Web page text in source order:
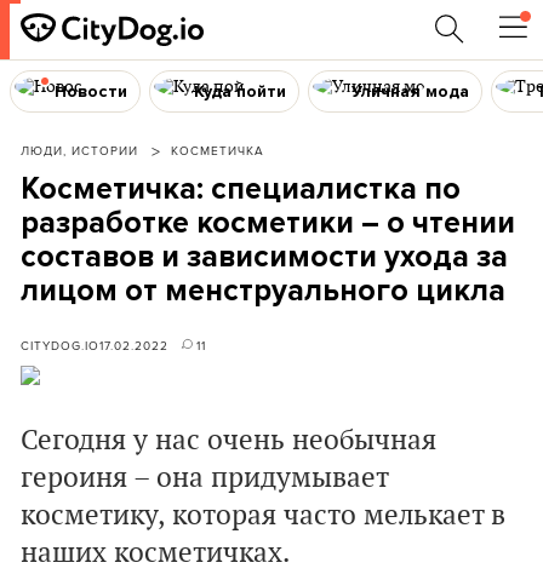
Новости Куда пойти Уличная мода
ЛЮДИ, ИСТОРИИ КОСМЕТИЧКА
Косметичка: специалистка по
разработке косметики – о чтении
составов и зависимости ухода за
лицом от менструального цикла
CITYDOG.IO17.02.2022 11
Сегодня у нас очень необычная
героиня – она придумывает
косметику, которая часто мелькает в
наших косметичках.